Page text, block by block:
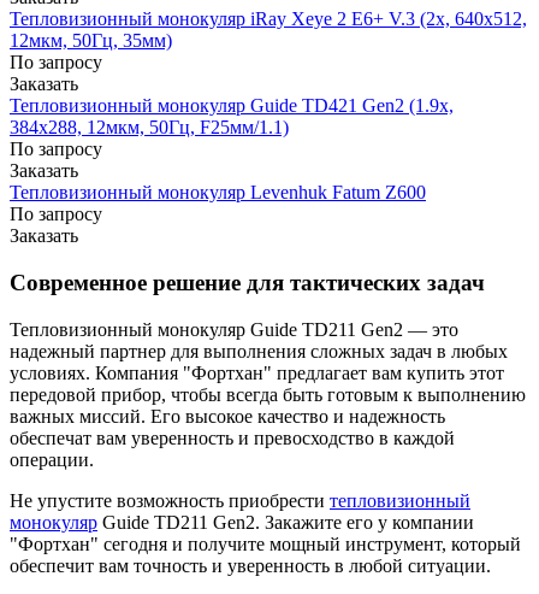
Тепловизионный монокуляр iRay Xeye 2 E6+ V.3 (2x, 640х512,
12мкм, 50Гц, 35мм)
По запросу
Заказать
Тепловизионный монокуляр Guide TD421 Gen2 (1.9x,
384x288, 12мкм, 50Гц, F25мм/1.1)
По запросу
Заказать
Тепловизионный монокуляр Levenhuk Fatum Z600
По запросу
Заказать
Современное решение для тактических задач
Тепловизионный монокуляр Guide TD211 Gen2 — это
надежный партнер для выполнения сложных задач в любых
условиях. Компания "Фортхан" предлагает вам купить этот
передовой прибор, чтобы всегда быть готовым к выполнению
важных миссий. Его высокое качество и надежность
обеспечат вам уверенность и превосходство в каждой
операции.
Не упустите возможность приобрести тепловизионный
монокуляр Guide TD211 Gen2. Закажите его у компании
"Фортхан" сегодня и получите мощный инструмент, который
обеспечит вам точность и уверенность в любой ситуации.